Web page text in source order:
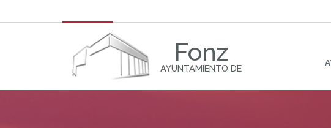
Fonz
AYUNTAMIENTO DE